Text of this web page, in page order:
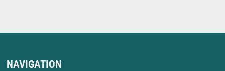
NAVIGATION